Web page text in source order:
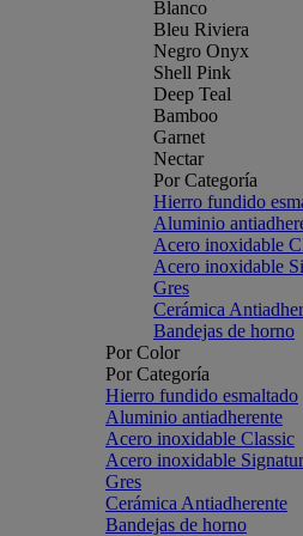
Blanco
Bleu Riviera
Negro Onyx
Shell Pink
Deep Teal
Bamboo
Garnet
Nectar
Por Categoría
Hierro fundido
Aluminio
Acero inoxidable
Acero inoxidable
Gres
Cerámica
Bandejas de horno
Por Color
Por Categoría
Hierro fundido esmaltado
Aluminio antiadherente
Acero inoxidable Classic
Acero inoxidable
Gres
Cerámica Antiadherente
Bandejas de horno